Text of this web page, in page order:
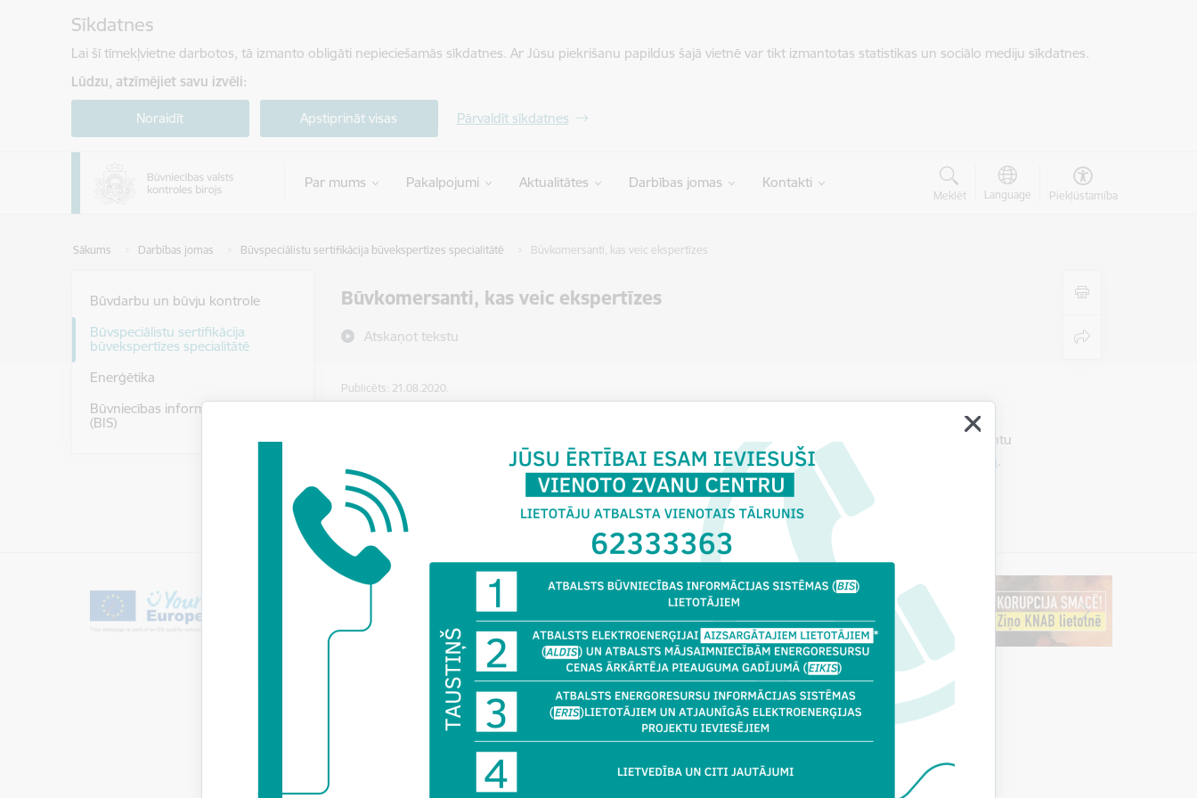
Sīkdatnes
Lai šī tīmekļvietne darbotos, tā izmanto obligāti nepieciešamās sīkdatnes. Ar Jūsu piekrišanu papildus šajā vietnē var tikt izmantotas statistikas un sociālo mediju sīkdatnes.
Lūdzu, atzīmējiet savu izvēli:
Noraidīt Apstiprināt visas Pārvaldīt sīkdatnes
Par mums Pakalpojumi Aktualitātes Darbības jomas Kontakti
Meklēt Language Piekļūstamība
Sākums Darbības jomas Būvspeciālistu sertifikācija būvekspertīzes specialitātē Būvkomersanti, kas veic ekspertīzes
Būvkomersanti, kas veic ekspertīzes
Atskaņot tekstu
Būvdarbu un būvju kontrole
Būvspeciālistu sertifikācija
būvekspertīzes specialitātē
Enerģētika
Būvniecības informācijas sistēma
(BIS)
Publicēts: 21.08.2020.
Lai veiktu komercdarbību vienā vai vairākās ekspertīzes darbības sfērās, komersants reģistrējas būvkomersantu
reģistrā. Būvkomersantu saraksts ir pieejams Būvniecības informācijas sistēmas (BIS) būvkomersantu reģistrā.
Vai šī informācija bija noderīga?
Sniegt atsauksmi